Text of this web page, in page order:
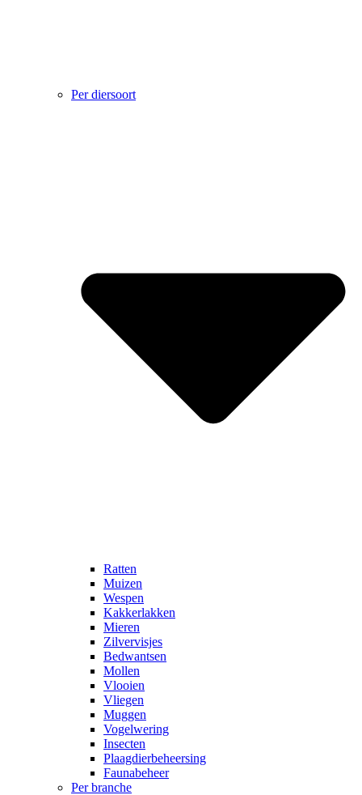
Per diersoort
Ratten
Muizen
Wespen
Kakkerlakken
Mieren
Zilvervisjes
Bedwantsen
Mollen
Vlooien
Vliegen
Muggen
Vogelwering
Insecten
Plaagdierbeheersing
Faunabeheer
Per branche